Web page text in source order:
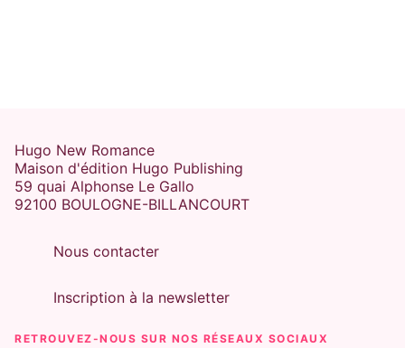
Hugo New Romance
Maison d'édition Hugo Publishing
59 quai Alphonse Le Gallo
92100 BOULOGNE-BILLANCOURT
Nous contacter
Inscription à la newsletter
RETROUVEZ-NOUS SUR NOS RÉSEAUX SOCIAUX